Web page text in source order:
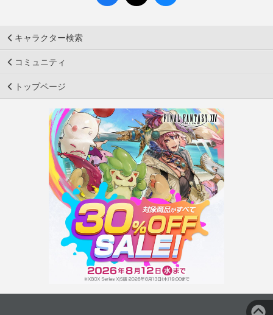
キャラクター検索
コミュニティ
トップページ